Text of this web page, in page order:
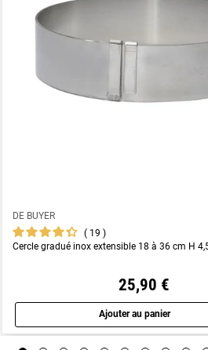
DE BUYER
19
Cercle gradué inox extensible 18 à 36 cm H
25,90 €
Ajouter au panier
Aperçu